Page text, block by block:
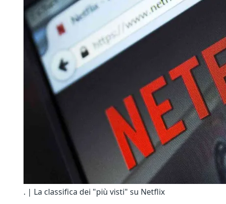
. | La classifica dei "più visti" su Netflix